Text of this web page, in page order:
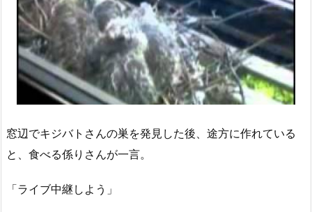
窓辺でキジバトさんの巣を発見した後、途方に作れている
と、食べる係りさんが一言。
「ライブ中継しよう」